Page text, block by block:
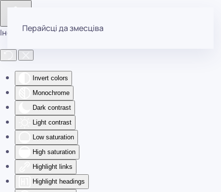
Інструменты даступнасці
Invert colors
Monochrome
Dark contrast
Light contrast
Low saturation
High saturation
Highlight links
Highlight headings
Перайсці да змесціва